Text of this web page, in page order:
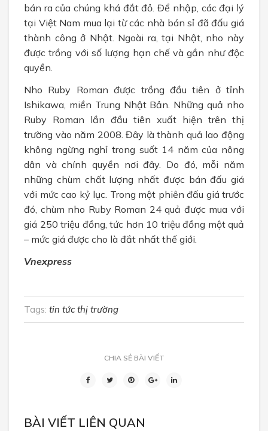
bán ra của chúng khá đắt đỏ. Để nhập, các đại lý
tại Việt Nam mua lại từ các nhà bán sỉ đã đấu giá
thành công ở Nhật. Ngoài ra, tại Nhật, nho này
được trồng với số lượng hạn chế và gần như độc
quyền.
Nho Ruby Roman được trồng đầu tiên ở tỉnh
Ishikawa, miền Trung Nhật Bản. Những quả nho
Ruby Roman lần đầu tiên xuất hiện trên thị
trường vào năm 2008. Đây là thành quả lao động
không ngừng nghỉ trong suốt 14 năm của nông
dân và chính quyền nơi đây. Do đó, mỗi năm
những chùm chất lượng nhất được bán đấu giá
với mức cao kỷ lục. Trong một phiên đấu giá trước
đó, chùm nho Ruby Roman 24 quả được mua với
giá 250 triệu đồng, tức hơn 10 triệu đồng một quả
– mức giá được cho là đắt nhất thế giới.
Vnexpress
Tags: tin tức thị trường
CHIA SẺ BÀI VIẾT
BÀI VIẾT LIÊN QUAN